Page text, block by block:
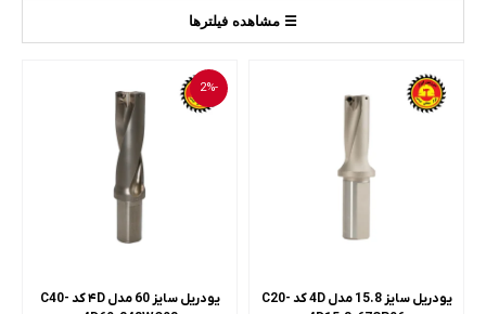
☰ مشاهده فیلترها
یودریل سایز 15.8 مدل 4D کد C20-
-2%
یودریل سایز 60 مدل ۴D کد C40-